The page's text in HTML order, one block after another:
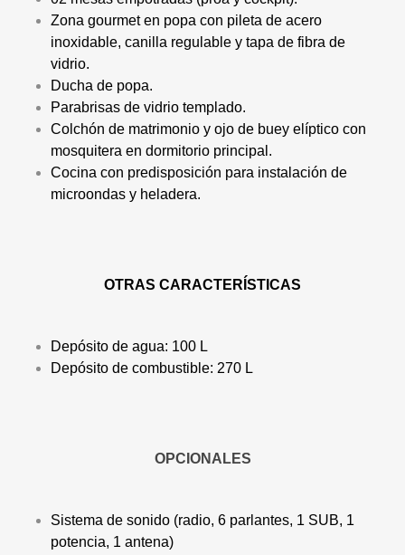
Zona gourmet en popa con pileta de acero
inoxidable, canilla regulable y tapa de fibra de
vidrio.
Ducha de popa.
Parabrisas de vidrio templado.
Colchón de matrimonio y ojo de buey elíptico con
mosquitera en dormitorio principal.
Cocina con predisposición para instalación de
microondas y heladera.
OTRAS CARACTERÍSTICAS
Depósito de agua: 100 L
Depósito de combustible: 270 L
OPCIONALES
Sistema de sonido (radio, 6 parlantes, 1 SUB, 1
potencia, 1 antena)